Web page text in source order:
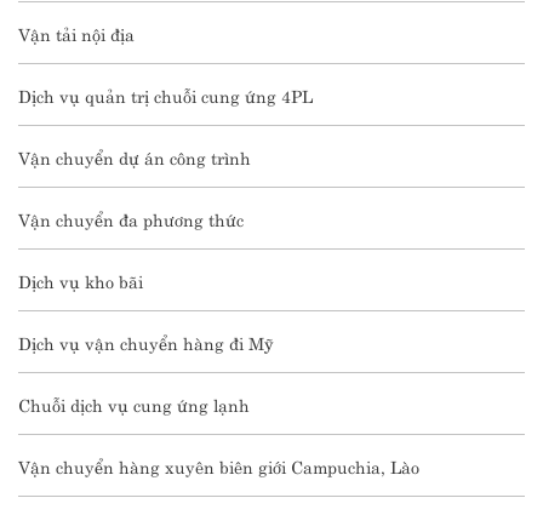
Vận tải nội địa
Dịch vụ quản trị chuỗi cung ứng 4PL
Vận chuyển dự án công trình
Vận chuyển đa phương thức
Dịch vụ kho bãi
Dịch vụ vận chuyển hàng đi Mỹ
Chuỗi dịch vụ cung ứng lạnh
Vận chuyển hàng xuyên biên giới Campuchia, Lào